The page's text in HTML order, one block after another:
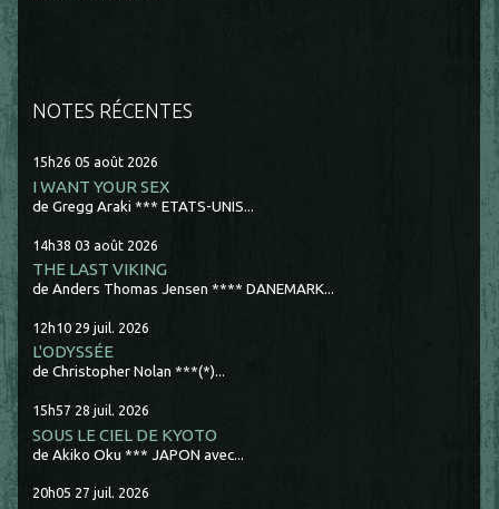
NOTES RÉCENTES
15h26 05 août 2026
I WANT YOUR SEX
de Gregg Araki *** ETATS-UNIS...
14h38 03 août 2026
THE LAST VIKING
de Anders Thomas Jensen **** DANEMARK...
12h10 29 juil. 2026
L'ODYSSÉE
de Christopher Nolan ***(*)...
15h57 28 juil. 2026
SOUS LE CIEL DE KYOTO
de Akiko Oku *** JAPON avec...
20h05 27 juil. 2026